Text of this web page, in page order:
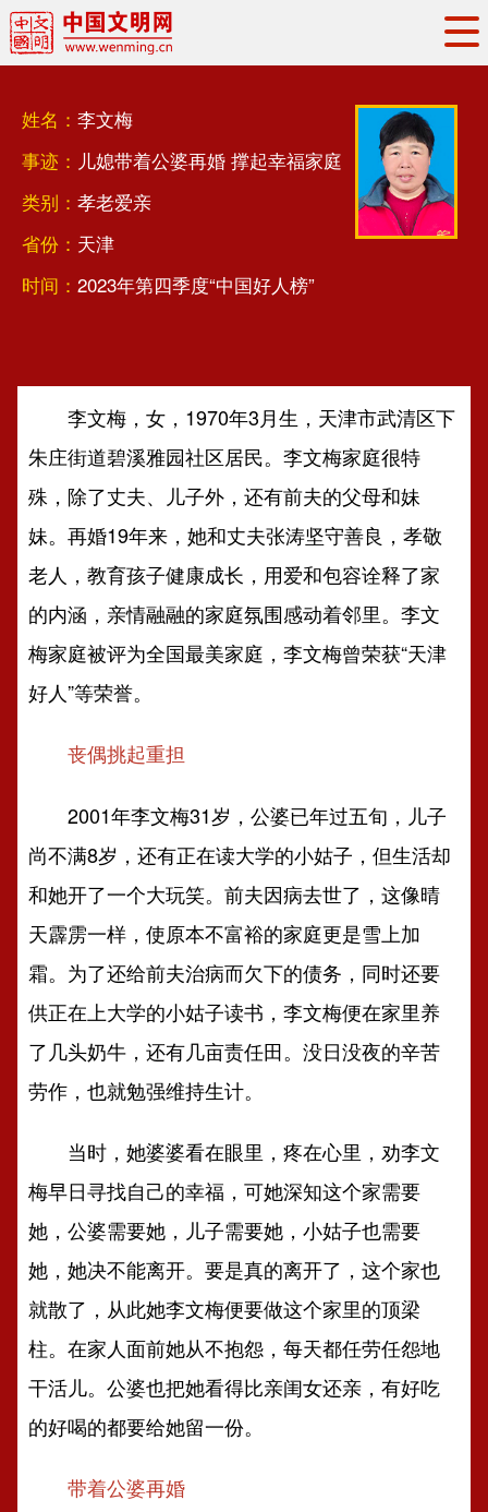
权威发布
地方交流
文明培育
文明实践
文明创建
文明矩阵
姓名： 李文梅
事迹： 儿媳带着公婆再婚 撑起幸福家庭
类别： 孝老爱亲
省份： 天津
时间： 2023年第四季度“中国好人榜”
李文梅，女，1970年3月生，天津市武清区下
朱庄街道碧溪雅园社区居民。李文梅家庭很特
殊，除了丈夫、儿子外，还有前夫的父母和妹
妹。再婚19年来，她和丈夫张涛坚守善良，孝敬
老人，教育孩子健康成长，用爱和包容诠释了家
的内涵，亲情融融的家庭氛围感动着邻里。李文
梅家庭被评为全国最美家庭，李文梅曾荣获“天津
好人”等荣誉。
丧偶挑起重担
2001年李文梅31岁，公婆已年过五旬，儿子
尚不满8岁，还有正在读大学的小姑子，但生活却
和她开了一个大玩笑。前夫因病去世了，这像晴
天霹雳一样，使原本不富裕的家庭更是雪上加
霜。为了还给前夫治病而欠下的债务，同时还要
供正在上大学的小姑子读书，李文梅便在家里养
了几头奶牛，还有几亩责任田。没日没夜的辛苦
劳作，也就勉强维持生计。
当时，她婆婆看在眼里，疼在心里，劝李文
梅早日寻找自己的幸福，可她深知这个家需要
她，公婆需要她，儿子需要她，小姑子也需要
她，她决不能离开。要是真的离开了，这个家也
就散了，从此她李文梅便要做这个家里的顶梁
柱。在家人面前她从不抱怨，每天都任劳任怨地
干活儿。公婆也把她看得比亲闺女还亲，有好吃
的好喝的都要给她留一份。
带着公婆再婚